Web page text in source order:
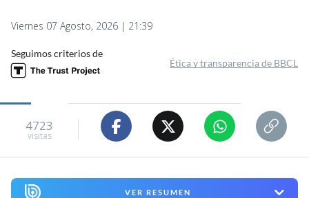
Viernes 07 Agosto, 2026 | 21:39
Seguimos criterios de
Ética y transparencia de BBCL
4723
visitas
VER RESUMEN